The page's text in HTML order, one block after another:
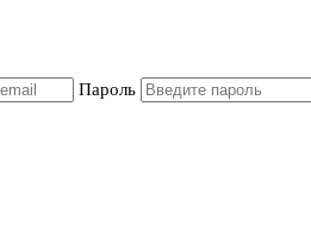
Пароль